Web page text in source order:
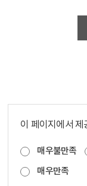
이 페이지에서 제
매우불만족
매우만족